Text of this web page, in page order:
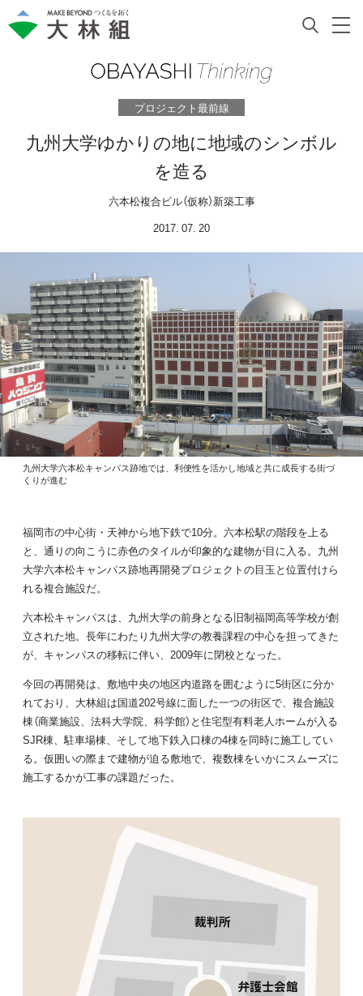
プロジェクト最前線
九州大学ゆかりの地に地域のシンボル
を造る
六本松複合ビル（仮称）新築工事
2017. 07. 20
九州大学六本松キャンパス跡地では、利便性を活かし地域と共に成長する街づ
くりが進む
福岡市の中心街・天神から地下鉄で10分。六本松駅の階段を上る
と、通りの向こうに赤色のタイルが印象的な建物が目に入る。九州
大学六本松キャンパス跡地再開発プロジェクトの目玉と位置付けら
れる複合施設だ。
六本松キャンパスは、九州大学の前身となる旧制福岡高等学校が創
立された地。長年にわたり九州大学の教養課程の中心を担ってきた
が、キャンパスの移転に伴い、2009年に閉校となった。
今回の再開発は、敷地中央の地区内道路を囲むように5街区に分か
れており、大林組は国道202号線に面した一つの街区で、複合施設
棟（商業施設、法科大学院、科学館）と住宅型有料老人ホームが入る
SJR棟、駐車場棟、そして地下鉄入口棟の4棟を同時に施工してい
る。仮囲いの際まで建物が迫る敷地で、複数棟をいかにスムーズに
施工するかが工事の課題だった。